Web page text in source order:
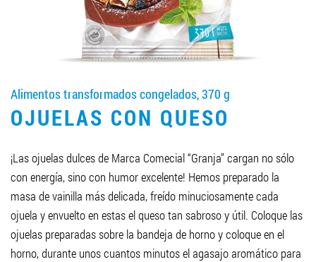
0412 48 28 17
0412 42 29 23
Alimentos transformados congelados, 370 g
OJUELAS CON QUESO
¡Las ojuelas dulces de Marca Comecial “Granja” cargan no sólo
con energía, sino con humor excelente! Hemos preparado la
masa de vainilla más delicada, freído minuciosamente cada
ojuela y envuelto en estas el queso tan sabroso y útil. Coloque las
ojuelas preparadas sobre la bandeja de horno y coloque en el
horno, durante unos cuantos minutos el agasajo aromático para